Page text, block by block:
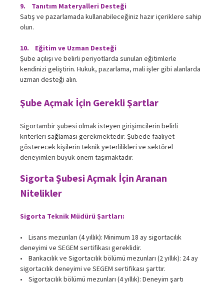
9. Tanıtım Materyalleri Desteği
Satış ve pazarlamada kullanabileceğiniz hazır içeriklere sahip
olun.
10. Eğitim ve Uzman Desteği
Şube açılışı ve belirli periyotlarda sunulan eğitimlerle
kendinizi geliştirin. Hukuk, pazarlama, mali işler gibi alanlarda
uzman desteği alın.
Şube Açmak İçin Gerekli Şartlar
Sigortambir şubesi olmak isteyen girişimcilerin belirli
kriterleri sağlaması gerekmektedir. Şubede faaliyet
gösterecek kişilerin teknik yeterlilikleri ve sektörel
deneyimleri büyük önem taşımaktadır.
Sigorta Şubesi Açmak İçin Aranan
Nitelikler
Sigorta Teknik Müdürü Şartları:
• Lisans mezunları (4 yıllık): Minimum 18 ay sigortacılık
deneyimi ve SEGEM sertifikası gereklidir.
• Bankacılık ve Sigortacılık bölümü mezunları (2 yıllık): 24 ay
sigortacılık deneyimi ve SEGEM sertifikası şarttır.
• Sigortacılık bölümü mezunları (4 yıllık): Deneyim şartı